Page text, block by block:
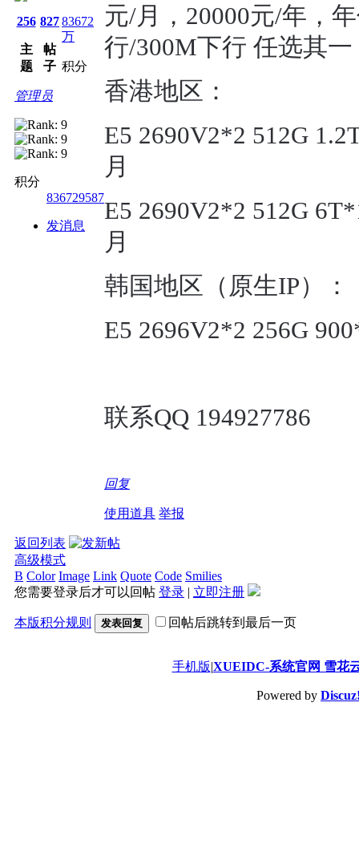
256
主
题
827
帖
子
83672
万
积分
管理员
积分
836729587
发消息
元/月，20000元/年，
行/300M下行 任选其一
香港地区：
E5 2690V2*2 512G
月
E5 2690V2*2 512G
月
韩国地区（原生IP）：
E5 2696V2*2 256G
联系QQ 194927786
回复
使用道具 举报
返回列表
高级模式
B Color Image Link Quote Code Smilies
您需要登录后才可以回帖 登录 | 立即注册
本版积分规则 发表回复 回帖后跳转到最后一页
手机版|XUEIDC-系统官网 雪花
Powered by